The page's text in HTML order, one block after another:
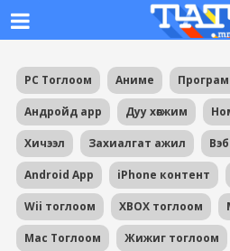
PC Тоглоом Аниме
Андройд app Дуу хөгжим
Хичээл Захиалгат ажил
Android App iPhone контент
Wii тоглоом XBOX тоглоом
Mac Тоглоом Жижиг тоглоом